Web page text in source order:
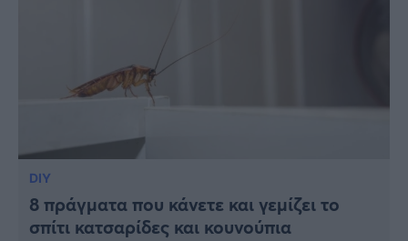
DIY
8 πράγματα που κάνετε και γεμίζει το
σπίτι κατσαρίδες και κουνούπια